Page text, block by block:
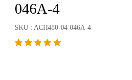
046A-4
SKU : ACH480-04-046A-4